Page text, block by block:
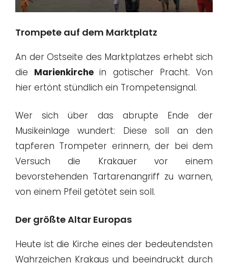
Trompete auf dem Marktplatz
An der Ostseite des Marktplatzes erhebt sich
die Marienkirchein gotischer Pracht. Von
hier ertönt stündlich ein Trompetensignal.
Wer sich über das abrupte Ende der
Musikeinlage wundert: Diese soll an den
tapferen Trompeter erinnern, der bei dem
Versuch die Krakauer vor einem
bevorstehenden Tartarenangriff zu warnen,
von einem Pfeil getötet sein soll.
Der größte Altar Europas
Heute ist die Kirche eines der bedeutendsten
Wahrzeichen Krakaus und beeindruckt durch